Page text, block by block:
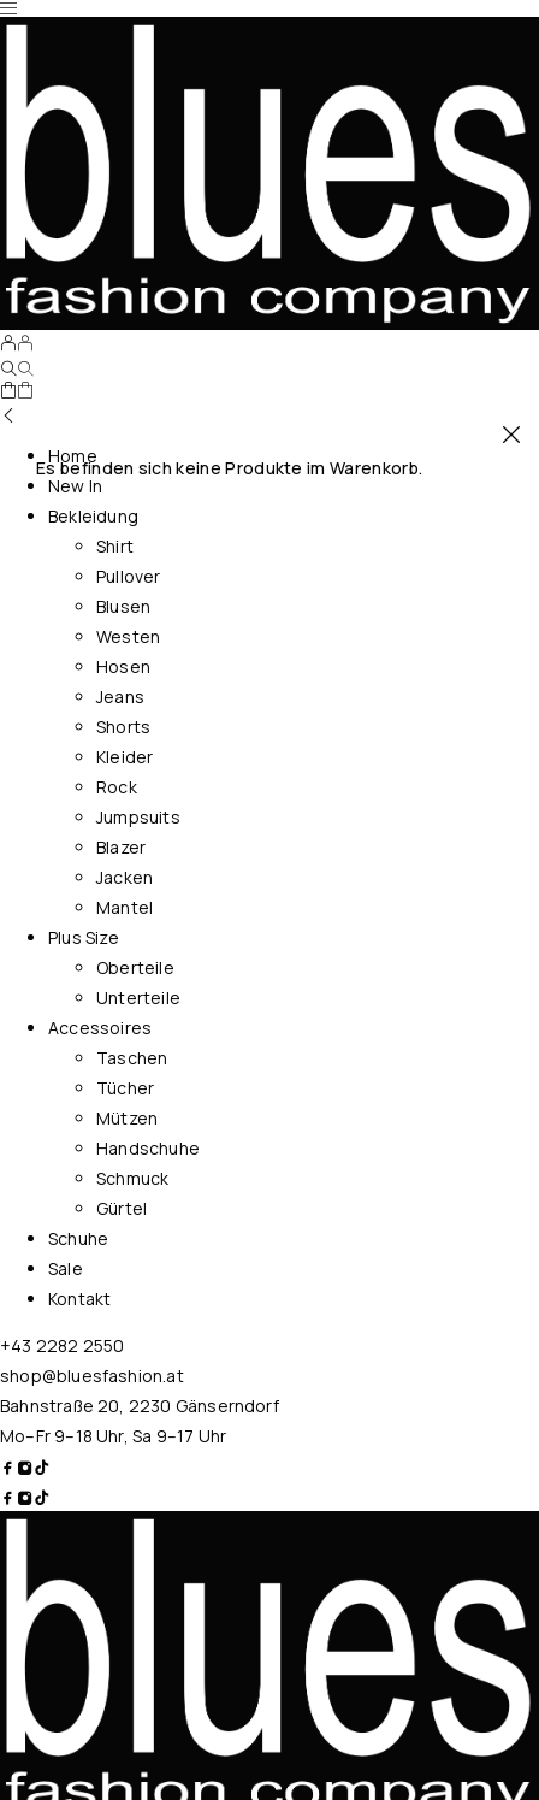
Es befinden sich keine Produkte im Warenkorb.
Home
New In
Bekleidung
Shirt
Pullover
Blusen
Westen
Hosen
Jeans
Shorts
Kleider
Rock
Jumpsuits
Blazer
Jacken
Mantel
Plus Size
Oberteile
Unterteile
Accessoires
Taschen
Tücher
Mützen
Handschuhe
Schmuck
Gürtel
Schuhe
Sale
Kontakt
+43 2282 2550
shop@bluesfashion.at
Bahnstraße 20, 2230 Gänserndorf
Mo–Fr 9–18 Uhr, Sa 9–17 Uhr